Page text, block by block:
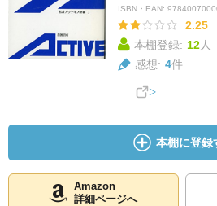
ISBN・EAN:
2.25
本棚登録: 12人
感想: 4件
本棚に登録
Amazon
詳細ページへ